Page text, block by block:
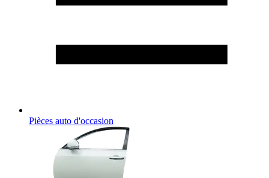
Pièces auto d'occasion